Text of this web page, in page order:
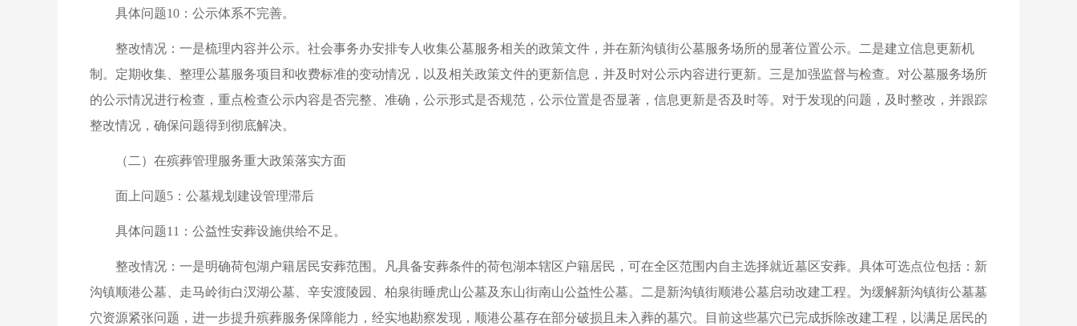
具体问题10：公示体系不完善。
整改情况：一是梳理内容并公示。社会事务办安排专人收集公墓服务相关的政策文件，并在新沟镇街公墓服务场所的显著位置公示。二是建立信息更新机
制。定期收集、整理公墓服务项目和收费标准的变动情况，以及相关政策文件的更新信息，并及时对公示内容进行更新。三是加强监督与检查。对公墓服务场所
的公示情况进行检查，重点检查公示内容是否完整、准确，公示形式是否规范，公示位置是否显著，信息更新是否及时等。对于发现的问题，及时整改，并跟踪
整改情况，确保问题得到彻底解决。
（二）在殡葬管理服务重大政策落实方面
面上问题5：公墓规划建设管理滞后
具体问题11：公益性安葬设施供给不足。
整改情况：一是明确荷包湖户籍居民安葬范围。凡具备安葬条件的荷包湖本辖区户籍居民，可在全区范围内自主选择就近墓区安葬。具体可选点位包括：新
沟镇顺港公墓、走马岭街白汊湖公墓、辛安渡陵园、柏泉街睡虎山公墓及东山街南山公益性公墓。二是新沟镇街顺港公墓启动改建工程。为缓解新沟镇街公墓墓
穴资源紧张问题，进一步提升殡葬服务保障能力，经实地勘察发现，顺港公墓存在部分破损且未入葬的墓穴。目前这些墓穴已完成拆除改建工程，以满足居民的